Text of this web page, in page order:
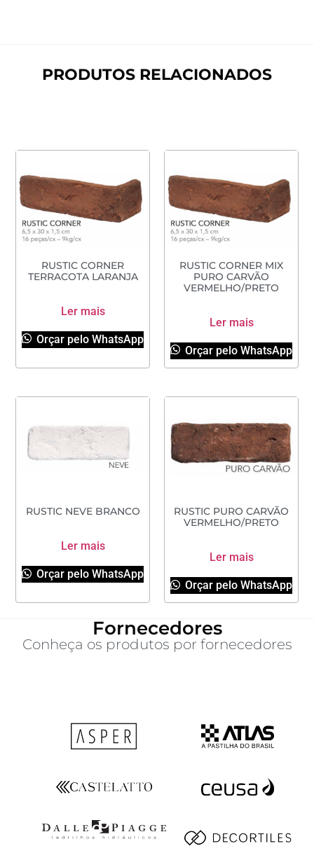
PRODUTOS RELACIONADOS
RUSTIC CORNER
TERRACOTA LARANJA
Ler mais
Orçar pelo WhatsApp
RUSTIC CORNER MIX
PURO CARVÃO
VERMELHO/PRETO
Ler mais
Orçar pelo WhatsApp
RUSTIC NEVE BRANCO
Ler mais
Orçar pelo WhatsApp
RUSTIC PURO CARVÃO
VERMELHO/PRETO
Ler mais
Orçar pelo WhatsApp
Fornecedores
Conheça os produtos por fornecedores